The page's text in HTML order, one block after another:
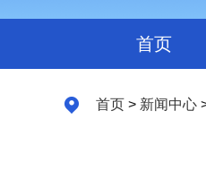
首页
首页 > 新闻中心